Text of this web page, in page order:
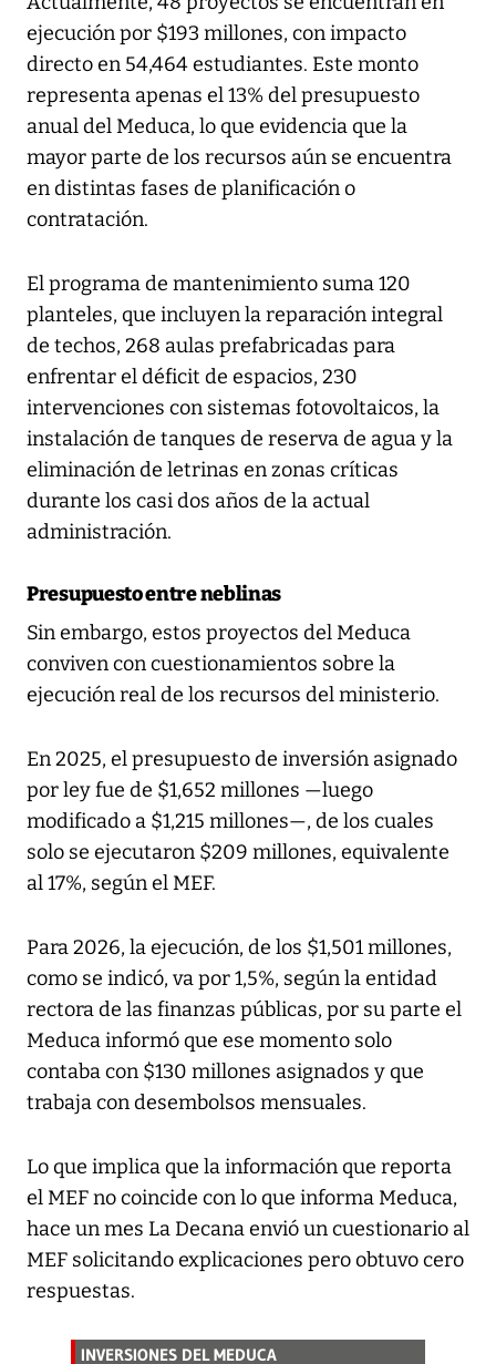
ejecución por $193 millones, con impacto
directo en 54,464 estudiantes. Este monto
representa apenas el 13% del presupuesto
anual del Meduca, lo que evidencia que la
mayor parte de los recursos aún se encuentra
en distintas fases de planificación o
contratación.
El programa de mantenimiento suma 120
planteles, que incluyen la reparación integral
de techos, 268 aulas prefabricadas para
enfrentar el déficit de espacios, 230
intervenciones con sistemas fotovoltaicos, la
instalación de tanques de reserva de agua y la
eliminación de letrinas en zonas críticas
durante los casi dos años de la actual
administración.
Presupuesto entre neblinas
Sin embargo, estos proyectos del Meduca
conviven con cuestionamientos sobre la
ejecución real de los recursos del ministerio.
En 2025, el presupuesto de inversión asignado
por ley fue de $1,652 millones —luego
modificado a $1,215 millones—, de los cuales
solo se ejecutaron $209 millones, equivalente
al 17%, según el MEF.
Para 2026, la ejecución, de los $1,501 millones,
como se indicó, va por 1,5%, según la entidad
rectora de las finanzas públicas, por su parte el
Meduca informó que ese momento solo
contaba con $130 millones asignados y que
trabaja con desembolsos mensuales.
Lo que implica que la información que reporta
el MEF no coincide con lo que informa Meduca,
hace un mes La Decana envió un cuestionario al
MEF solicitando explicaciones pero obtuvo cero
respuestas.
INVERSIONES DEL MEDUCA